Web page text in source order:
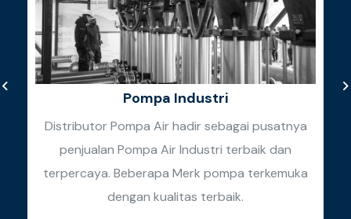
Pompa Industri
Distributor Pompa Air hadir sebagai pusatnya
penjualan Pompa Air Industri terbaik dan
terpercaya. Beberapa Merk pompa terkemuka
dengan kualitas terbaik.